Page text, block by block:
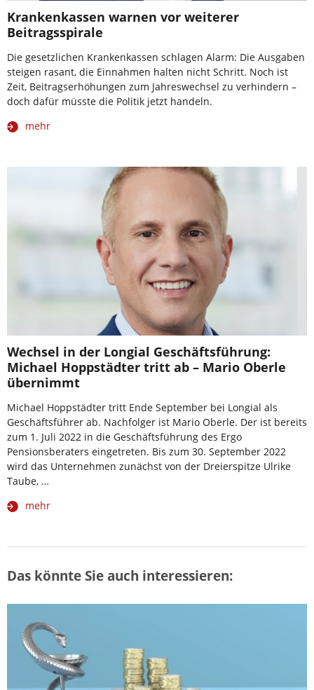
Krankenkassen warnen vor weiterer
Beitragsspirale
Die gesetzlichen Krankenkassen schlagen Alarm: Die Ausgaben
steigen rasant, die Einnahmen halten nicht Schritt. Noch ist
Zeit, Beitragserhöhungen zum Jahreswechsel zu verhindern –
doch dafür müsste die Politik jetzt handeln.
mehr
Wechsel in der Longial Geschäftsführung:
Michael Hoppstädter tritt ab – Mario Oberle
übernimmt
Michael Hoppstädter tritt Ende September bei Longial als
Geschäftsführer ab. Nachfolger ist Mario Oberle. Der ist bereits
zum 1. Juli 2022 in die Geschäftsführung des Ergo
Pensionsberaters eingetreten. Bis zum 30. September 2022
wird das Unternehmen zunächst von der Dreierspitze Ulrike
Taube, …
mehr
Das könnte Sie auch interessieren: